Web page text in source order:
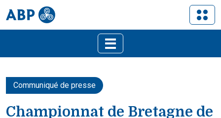
Communiqué de presse
Championnat de Bretagne de